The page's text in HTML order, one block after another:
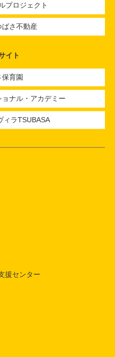
プロジェクト
ばさ不動産
イト
育園
ナル・アカデミー
ィラTSUBASA
援センター